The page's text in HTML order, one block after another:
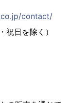
contact/
日を除く）